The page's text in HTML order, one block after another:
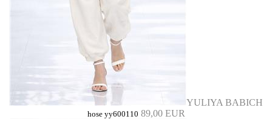
YULIYA BABICH
hose yy600110 89,00 EUR